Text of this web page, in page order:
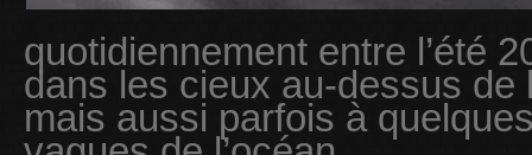
quotidiennement entre l’été
dans les cieux au-dessus de
mais aussi parfois à